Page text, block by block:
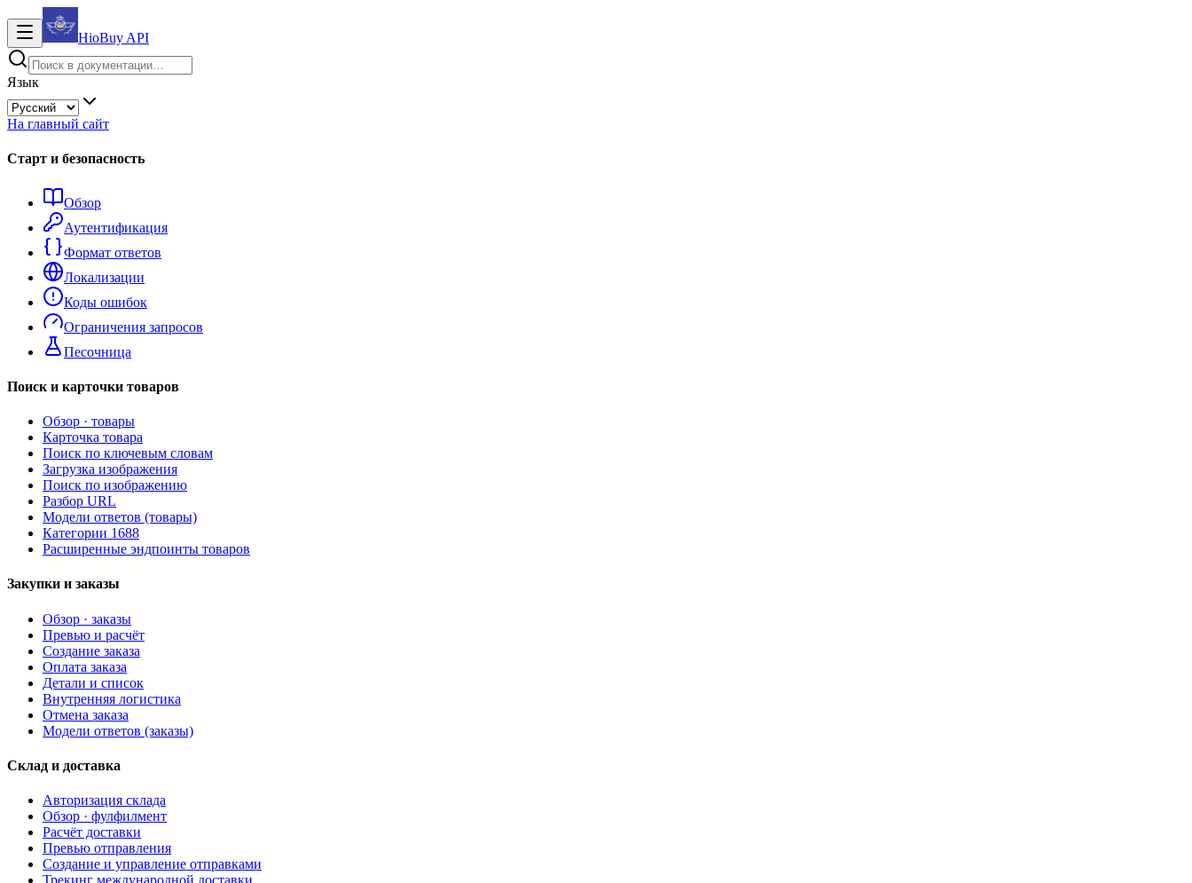
HioBuy API
Язык
На главный сайт
Старт и безопасность
Обзор
Аутентификация
Формат ответов
Локализации
Коды ошибок
Ограничения запросов
Песочница
Поиск и карточки товаров
Обзор · товары
Карточка товара
Поиск по ключевым словам
Загрузка изображения
Поиск по изображению
Разбор URL
Модели ответов (товары)
Категории 1688
Расширенные эндпоинты товаров
Закупки и заказы
Обзор · заказы
Превью и расчёт
Создание заказа
Оплата заказа
Детали и список
Внутренняя логистика
Отмена заказа
Модели ответов (заказы)
Склад и доставка
Авторизация склада
Обзор · фулфилмент
Расчёт доставки
Превью отправления
Создание и управление отправками